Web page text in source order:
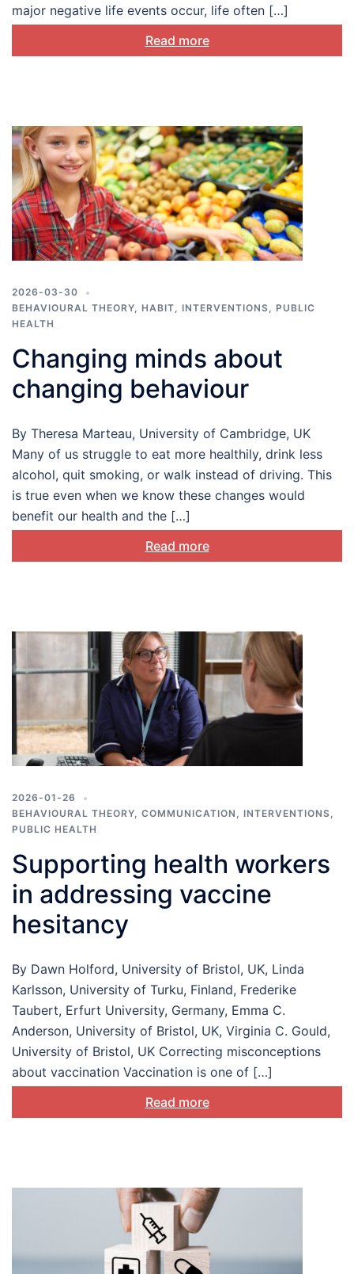
major negative life events occur, life often […]
Read more
2026-03-30
BEHAVIOURAL THEORY, HABIT, INTERVENTIONS, PUBLIC
HEALTH
Changing minds about
changing behaviour
By Theresa Marteau, University of Cambridge, UK
Many of us struggle to eat more healthily, drink less
alcohol, quit smoking, or walk instead of driving. This
is true even when we know these changes would
benefit our health and the […]
Read more
2026-01-26
BEHAVIOURAL THEORY, COMMUNICATION , INTERVENTIONS,
PUBLIC HEALTH
Supporting health workers
in addressing vaccine
hesitancy
By Dawn Holford, University of Bristol, UK, Linda
Karlsson, University of Turku, Finland, Frederike
Taubert, Erfurt University, Germany, Emma C.
Anderson, University of Bristol, UK, Virginia C. Gould,
University of Bristol, UK Correcting misconceptions
about vaccination Vaccination is one of […]
Read more